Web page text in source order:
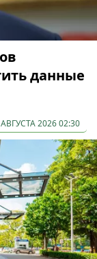
данные
2026 02:30